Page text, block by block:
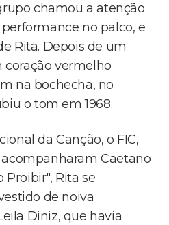
chamou a atenção
no palco, e
Rita. Depois de um
vermelho
na bochecha, no
o tom em 1968.
da Canção, o FIC,
Caetano
Proibir", Rita se
de noiva
Diniz, que havia